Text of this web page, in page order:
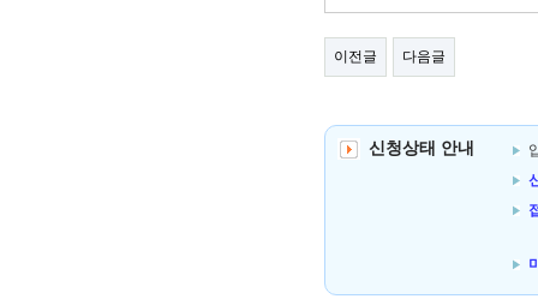
이전글 다음글
신청상태 안내